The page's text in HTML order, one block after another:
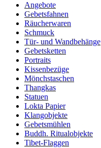
Angebote
Gebetsfahnen
Räucherwaren
Schmuck
Tür- und Wandbehänge
Gebetsketten
Portraits
Kissenbezüge
Mönchstaschen
Thangkas
Statuen
Lokta Papier
Klangobjekte
Gebetsmühlen
Buddh. Ritualobjekte
Tibet-Flaggen